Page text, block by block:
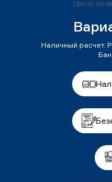
Центр
Наличный расчет.